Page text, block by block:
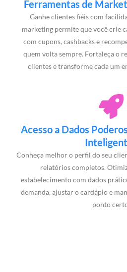
Ferramentas de
Ganhe clientes fiéis com
marketing permite que você crie
com cupons, cashbacks e
quem volta sempre. Fortaleça o
clientes e transforme cada um
Acesso a Dados
Conheça melhor o perfil do seu
relatórios completos.
estabelecimento com dados
demanda, ajustar o cardápio e
ponto